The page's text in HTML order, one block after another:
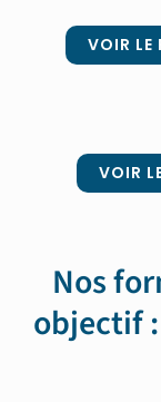
VOIR LE
VOIR
Nos
objectif :